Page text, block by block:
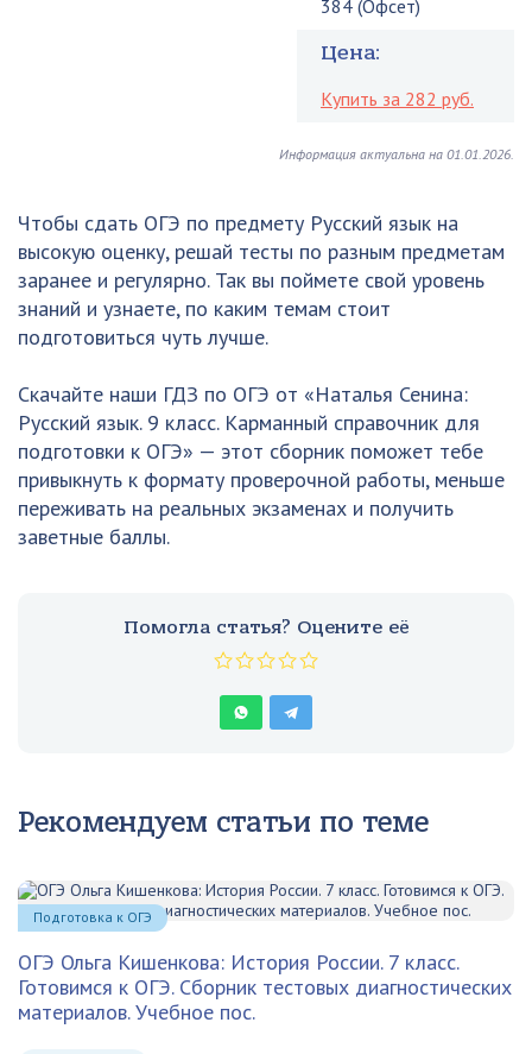
384 (Офсет)
Цена:
Купить за 282 руб.
Информация актуальна на 01.01.2026.
Чтобы сдать ОГЭ по предмету Русский язык на
высокую оценку, решай тесты по разным предметам
заранее и регулярно. Так вы поймете свой уровень
знаний и узнаете, по каким темам стоит
подготовиться чуть лучше.
Скачайте наши ГДЗ по ОГЭ от «Наталья Сенина:
Русский язык. 9 класс. Карманный справочник для
подготовки к ОГЭ» — этот сборник поможет тебе
привыкнуть к формату проверочной работы, меньше
переживать на реальных экзаменах и получить
заветные баллы.
Помогла статья? Оцените её
Рекомендуем статьи по теме
ОГЭ Ольга Кишенкова: История России. 7 класс.
Готовимся к ОГЭ. Сборник тестовых диагностических
материалов. Учебное пос.
Подготовка к ОГЭ